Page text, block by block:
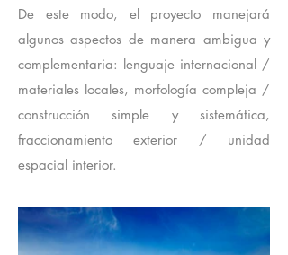
De este modo, el proyecto manejará
algunos aspectos de manera ambigua y
complementaria: lenguaje internacional /
materiales locales, morfología compleja /
construcción simple y sistemática,
fraccionamiento exterior / unidad
espacial interior.